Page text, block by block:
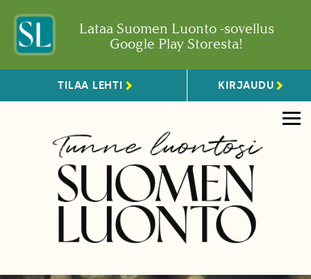
Lataa Suomen Luonto -sovellus
Google Play Storesta!
TILAA LEHTI KIRJAUDU